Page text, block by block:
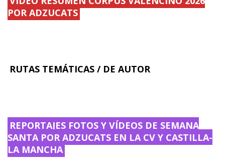
POR ADZUCATS
RUTAS TEMÁTICAS / DE AUTOR
REPORTAJES FOTOS Y VÍDEOS DE SEMANA
SANTA POR ADZUCATS EN LA CV Y CASTILLA-
LA MANCHA